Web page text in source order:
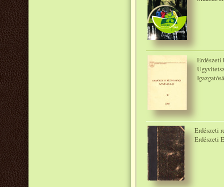
Erdészeti
Erdészeti
Erdészeti